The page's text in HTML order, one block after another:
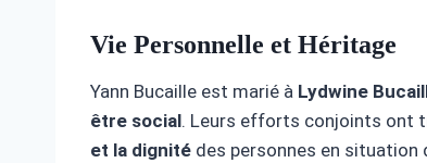
Vie Personnelle et Héritage
Yann Bucaille est marié à Lydwine
être social. Leurs efforts conjoints ont
et la dignité des personnes en situation